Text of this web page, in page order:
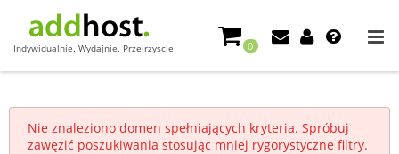
Indywidualnie. Wydajnie. Przejrzyście. 0
Nie znaleziono domen spełniających kryteria. Spróbuj
zawęzić poszukiwania stosując mniej rygorystyczne filtry.